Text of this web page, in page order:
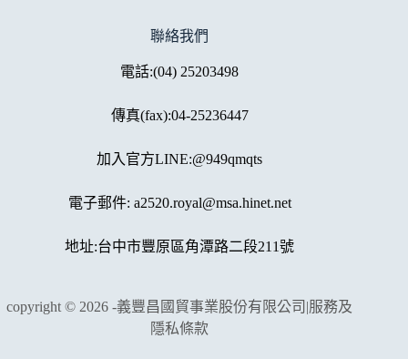
聯絡我們
電話:(04) 25203498
傳真(fax):04-25236447
加入官方LINE:@949qmqts
電子郵件: a2520.royal@msa.hinet.net
地址:台中市豐原區角潭路二段211號
copyright © 2026 -義豐昌國貿事業股份有限公司|服務及
隱私條款